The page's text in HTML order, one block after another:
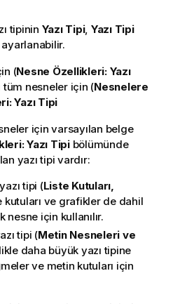
tipinin Yazı Tipi, Yazı Tipi
(Nesne Özellikleri: Yazı
nesneler için (Nesnelere
Yazı Tipi
için varsayılan belge
Yazı Tipibölümünde
yazı tipi vardır:
tipi (Liste Kutuları,
kutuları ve grafikler de dahil
için kullanılır.
tipi (Metin Nesneleri ve
daha büyük yazı tipine
ve metin kutuları için